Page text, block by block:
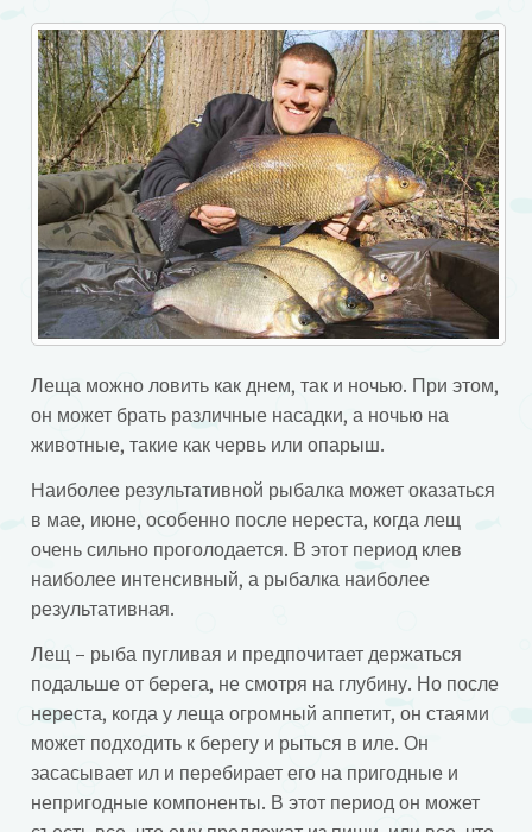
Леща можно ловить как днем, так и ночью. При этом,
он может брать различные насадки, а ночью на
животные, такие как червь или опарыш.
Наиболее результативной рыбалка может оказаться
в мае, июне, особенно после нереста, когда лещ
очень сильно проголодается. В этот период клев
наиболее интенсивный, а рыбалка наиболее
результативная.
Лещ – рыба пугливая и предпочитает держаться
подальше от берега, не смотря на глубину. Но после
нереста, когда у леща огромный аппетит, он стаями
может подходить к берегу и рыться в иле. Он
засасывает ил и перебирает его на пригодные и
непригодные компоненты. В этот период он может